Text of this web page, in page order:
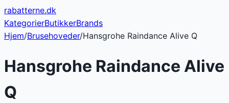
rabatterne.dk
KategorierButikkerBrands
Hjem/Brusehoveder/Hansgrohe Raindance Alive Q
Hansgrohe Raindance Alive
Q